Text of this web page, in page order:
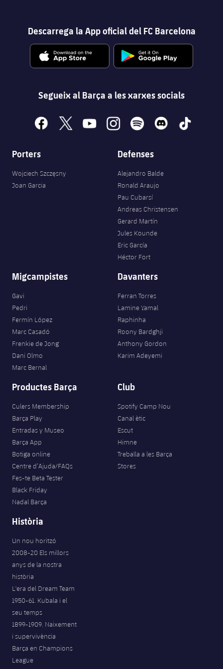
plusicon
més
Instal·lacions
plusicon
més
Descarrega la App oficial del FC Barcelona
Segueix al Barça a les xarxes socials
facebook
x youtubeinstagramspotify discord tiktok
Porters
Wojciech Szczęsny
Joan Garcia
Defenses
Alejandro Balde
Ronald Araujo
Pau Cubarsí
Andreas Christensen
Gerard Martín
Jules Kounde
Eric García
Héctor Fort
Migcampistes
Gavi
Pedri
Fermín López
Marc Casadó
Frenkie de Jong
Dani Olmo
Marc Bernal
Davanters
Ferran Torres
Lamine Yamal
Raphinha
Roony Bardghji
Anthony Gordon
Karim Adeyemi
Productes Barça
Culers Membership
Barça Play
Entradas y Museo
Barça App
Botiga online
Centre d’Ajuda/FAQs
Fes-te Beta Tester
Black Friday
Nadal Barça
Club
Spotify Camp Nou
Canal ètic
Escut
Himne
Treballa a les Barça
Stores
Història
Un nou horitzó
2008-20 Els millors
anys de la nostra
història
L'era del Dream Team
1950-61. Kubala i el
seu temps
1899-1909. Naixement
i supervivència
Barça en Champions
League